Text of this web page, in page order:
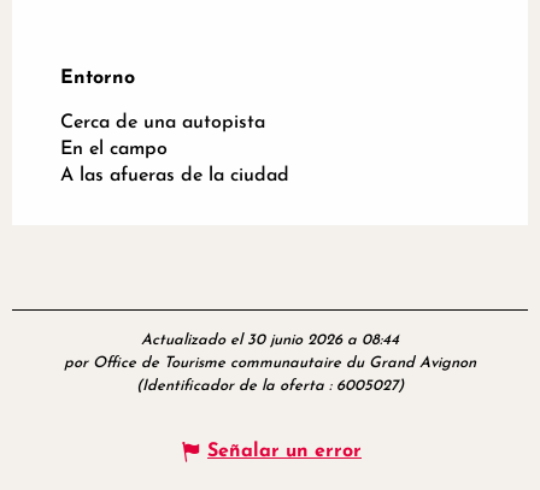
Entorno
Entorno
Cerca de una autopista
En el campo
A las afueras de la ciudad
Actualizado el 30 junio 2026 a 08:44
por Office de Tourisme communautaire du Grand Avignon
(Identificador de la oferta : 6005027)
Señalar un error